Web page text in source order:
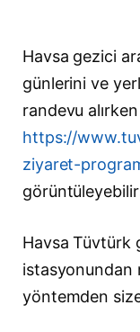
Havsa gezici
günlerini ve
randevu
https://
ziyaret-
Havsa Tüvtürk
istasyonundan
yöntemden